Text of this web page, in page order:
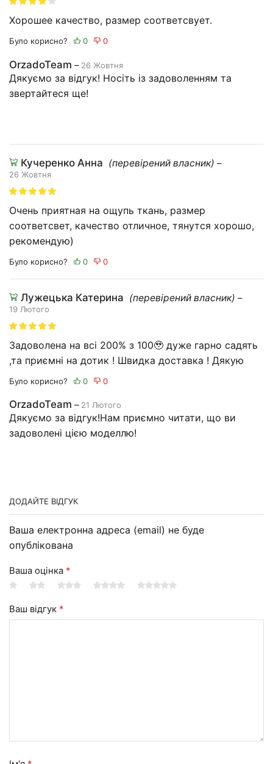
Хорошее качество, размер соответсвует.
Було корисно?
OrzadoTeam – 26 Жовтня
Дякуємо за відгук! Носіть із задоволенням та
звертайтеся ще!
Кучеренко Анна (перевірений власник) –
26 Жовтня
Очень приятная на ощупь ткань, размер
соответсвет, качество отличное, тянутся хорошо,
рекомендую)
Було корисно?
Лужецька Катерина (перевірений власник) –
19 Лютого
Задоволена на всі 200% з 100🥹 дуже гарно садять
,та приємні на дотик ! Швидка доставка ! Дякую
Було корисно?
OrzadoTeam – 21 Лютого
Дякуємо за відгук!Нам приємно читати, що ви
задоволені цією моделлю!
ДОДАЙТЕ ВІДГУК
Ваша електронна адреса (email) не буде
опублікована
Ваша оцінка *
Ваш відгук *